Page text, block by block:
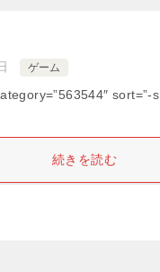
ゲーム
sort=”-s
続きを読む